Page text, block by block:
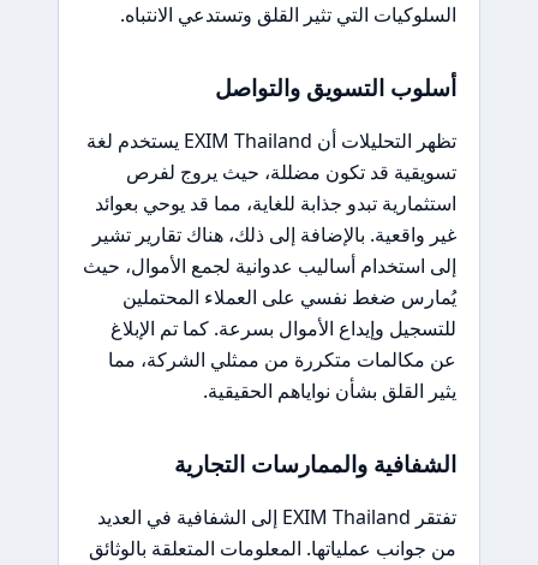
السلوكيات التي تثير القلق وتستدعي الانتباه.
أسلوب التسويق والتواصل
تظهر التحليلات أن EXIM Thailand يستخدم لغة
تسويقية قد تكون مضللة، حيث يروج لفرص
استثمارية تبدو جذابة للغاية، مما قد يوحي بعوائد
غير واقعية. بالإضافة إلى ذلك، هناك تقارير تشير
إلى استخدام أساليب عدوانية لجمع الأموال، حيث
يُمارس ضغط نفسي على العملاء المحتملين
للتسجيل وإيداع الأموال بسرعة. كما تم الإبلاغ
عن مكالمات متكررة من ممثلي الشركة، مما
يثير القلق بشأن نواياهم الحقيقية.
الشفافية والممارسات التجارية
تفتقر EXIM Thailand إلى الشفافية في العديد
من جوانب عملياتها. المعلومات المتعلقة بالوثائق